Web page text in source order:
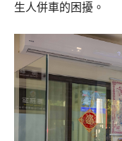
生人併車的困擾。